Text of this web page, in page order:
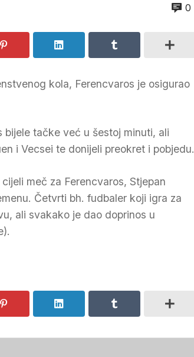
0
kola, Ferencvaros je osigurao
tačke već u šestoj minuti, ali
i Vecsei te donijeli preokret i pobjedu.
meč za Ferencvaros, Stjepan
Četvrti bh. fudbaler koji igra za
ali svakako je dao doprinos u